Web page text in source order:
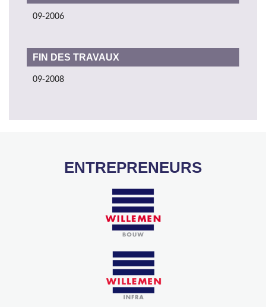
09-2006
FIN DES TRAVAUX
09-2008
ENTREPRENEURS